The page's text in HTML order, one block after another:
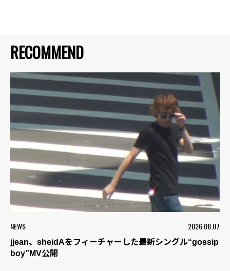
RECOMMEND
NEWS 2026.08.07
jjean、sheidAをフィーチャーした最新シングル“gossip
boy”MV公開